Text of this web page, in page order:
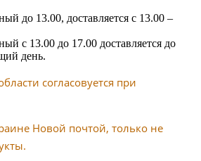
до 13.00, доставляется с 13.00 –
с 13.00 до 17.00 доставляется до
день.
согласовуется при
Новой почтой, только не